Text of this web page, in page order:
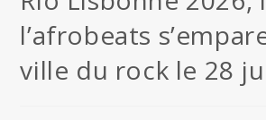
l’afrobeats
ville du rock le 28